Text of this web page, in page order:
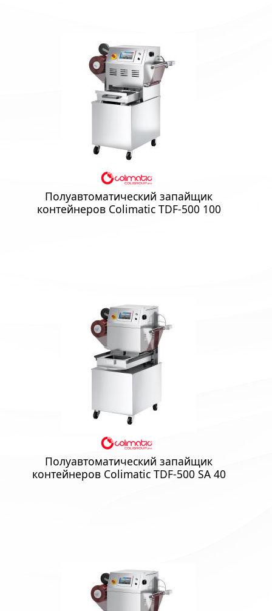
Полуавтоматический запайщик
контейнеров Colimatic TDF-500 100
Полуавтоматический запайщик
контейнеров Colimatic TDF-500 SA 40